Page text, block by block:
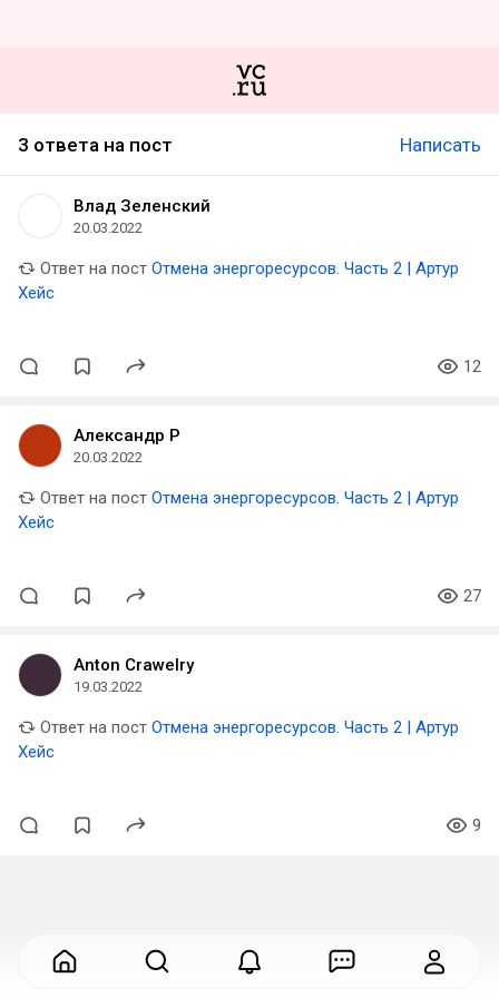
3 ответа на пост Написать
Влад Зеленский
20.03.2022
Ответ на пост Отмена энергоресурсов. Часть 2 | Артур
Хейс
12
Александр Р
20.03.2022
Ответ на пост Отмена энергоресурсов. Часть 2 | Артур
Хейс
27
Anton Crawelry
19.03.2022
Ответ на пост Отмена энергоресурсов. Часть 2 | Артур
Хейс
9